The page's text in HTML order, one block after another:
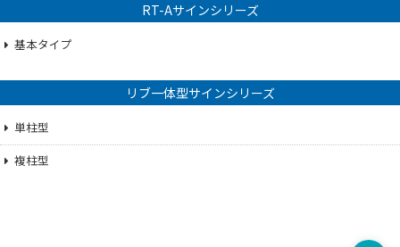
RT-Aサインシリーズ
基本タイプ
リブ一体型サインシリーズ
単柱型
複柱型